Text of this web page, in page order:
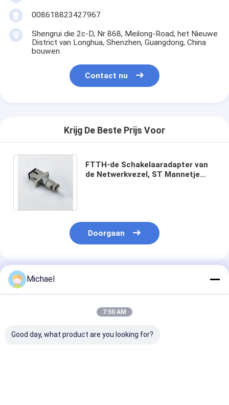
008618823427967
Shengrui die 2c-D, Nr 868, Meilong-Road, het Nieuwe
District van Longhua, Shenzhen, Guangdong, China
bouwen
Contact nu
Krijg De Beste Prijs Voor
FTTH-de Schakelaaradapter van
de Netwerkvezel, ST Mannetje
Doorgaan
Geadviseerde Producten
Michael
7:50 AM
Good day, what product are you looking for?